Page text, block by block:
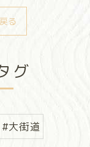
る
グ
#大街道